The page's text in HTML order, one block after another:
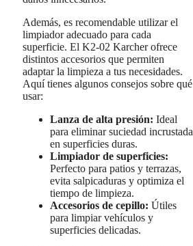
Además, es recomendable utilizar el
limpiador adecuado para cada
superficie. El K2-02 Karcher ofrece
distintos accesorios que permiten
adaptar la limpieza a tus necesidades.
Aquí tienes algunos consejos sobre qué
usar:
Lanza de alta presión: Ideal
para eliminar suciedad incrustada
en superficies duras.
Limpiador de superficies:
Perfecto para patios y terrazas,
evita salpicaduras y optimiza el
tiempo de limpieza.
Accesorios de cepillo: Útiles
para limpiar vehículos y
superficies delicadas.